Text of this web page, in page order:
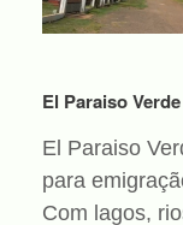
El Paraiso Verde
El Paraiso
para
Com lagos,